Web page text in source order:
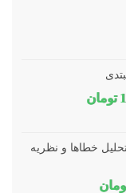
تومانقیمت
است.
خطاها و نظریه
قیمت